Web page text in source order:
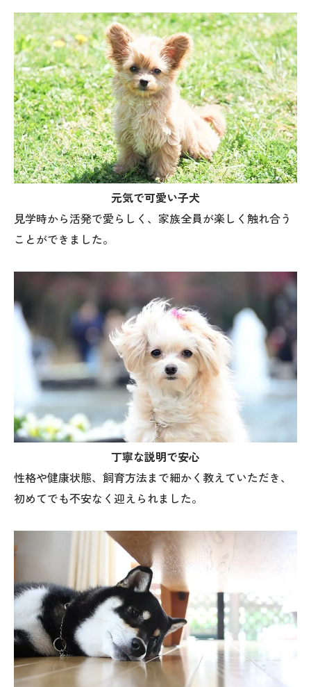
元気で可愛い子犬
見学時から活発で愛らしく、家族全員が楽しく触れ合う
ことができました。
丁寧な説明で安心
性格や健康状態、飼育方法まで細かく教えていただき、
初めてでも不安なく迎えられました。